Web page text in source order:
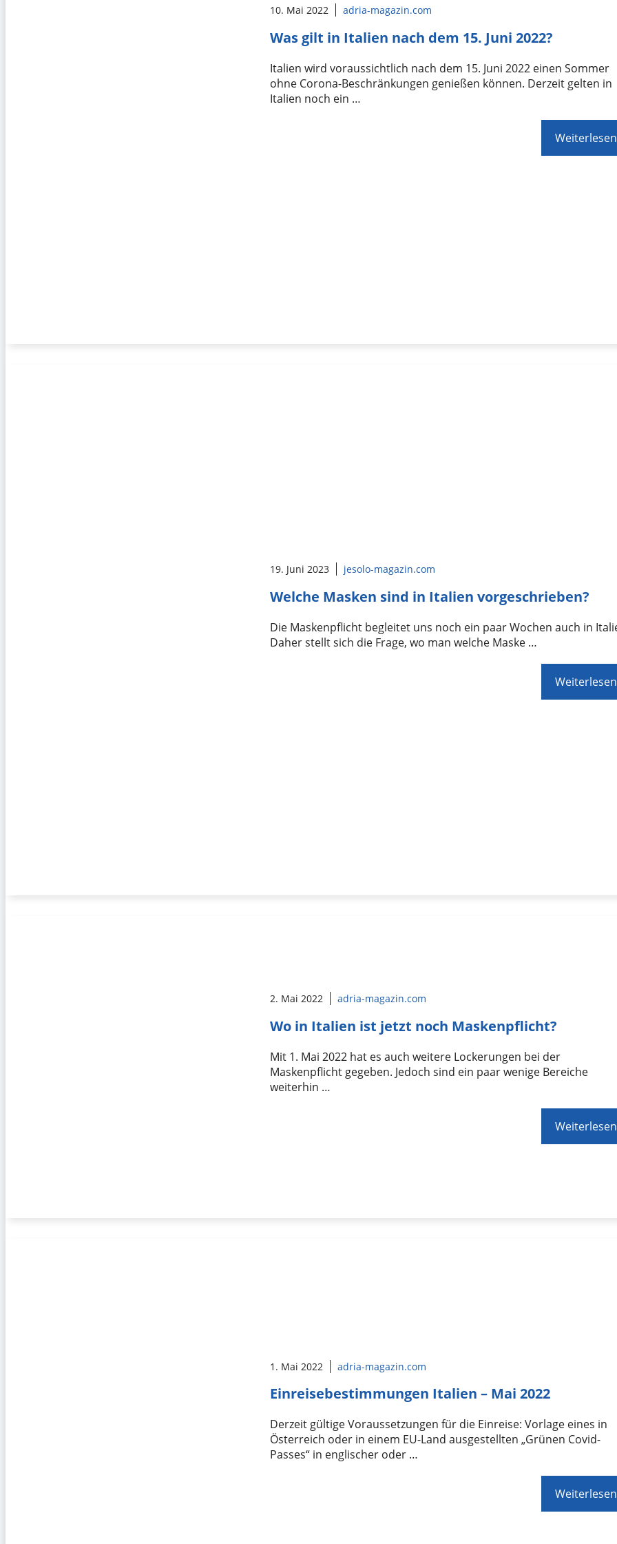
10. Mai 2022 adria-magazin.com
Was gilt in Italien nach dem 15. Juni 2022?
Italien wird voraussichtlich nach dem 15. Juni 2022 einen Sommer
ohne Corona-Beschränkungen genießen können. Derzeit gelten in
Italien noch ein …
Weiterlesen
19. Juni 2023 jesolo-magazin.com
Welche Masken sind in Italien vorgeschrieben?
Die Maskenpflicht begleitet uns noch ein paar Wochen auch in
Daher stellt sich die Frage, wo man welche Maske …
Weiterlesen
2. Mai 2022 adria-magazin.com
Wo in Italien ist jetzt noch Maskenpflicht?
Mit 1. Mai 2022 hat es auch weitere Lockerungen bei der
Maskenpflicht gegeben. Jedoch sind ein paar wenige Bereiche
weiterhin …
Weiterlesen
1. Mai 2022 adria-magazin.com
Einreisebestimmungen Italien – Mai 2022
Derzeit gültige Voraussetzungen für die Einreise: Vorlage eines in
Österreich oder in einem EU-Land ausgestellten „Grünen Covid-
Passes“ in englischer oder …
Weiterlesen